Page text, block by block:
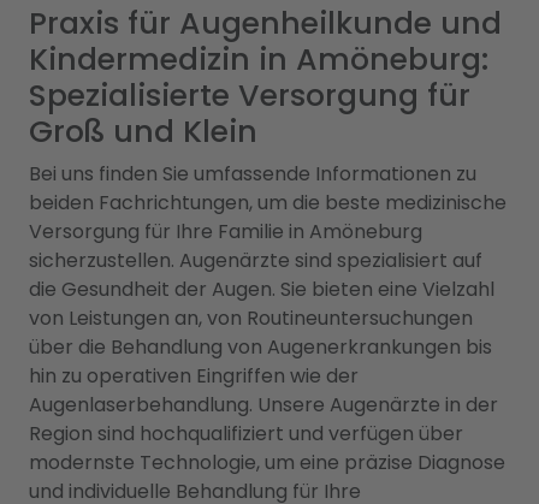
Praxis für Augenheilkunde und
Kindermedizin in Amöneburg:
Spezialisierte Versorgung für
Groß und Klein
Bei uns finden Sie umfassende Informationen zu
beiden Fachrichtungen, um die beste medizinische
Versorgung für Ihre Familie in Amöneburg
sicherzustellen. Augenärzte sind spezialisiert auf
die Gesundheit der Augen. Sie bieten eine Vielzahl
von Leistungen an, von Routineuntersuchungen
über die Behandlung von Augenerkrankungen bis
hin zu operativen Eingriffen wie der
Augenlaserbehandlung. Unsere Augenärzte in der
Region sind hochqualifiziert und verfügen über
modernste Technologie, um eine präzise Diagnose
und individuelle Behandlung für Ihre